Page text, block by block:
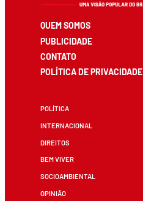
QUEM SOMOS
PUBLICIDADE
CONTATO
POLÍTICA DE PRIVACIDADE
POLÍTICA
INTERNACIONAL
DIREITOS
BEM VIVER
SOCIOAMBIENTAL
OPINIÃO